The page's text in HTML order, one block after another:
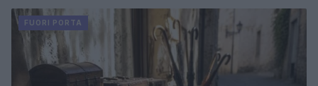
FUORI PORTA